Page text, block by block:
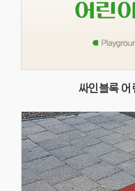
싸인블록 어